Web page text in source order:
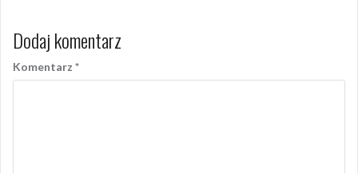
Dodaj komentarz
Komentarz *